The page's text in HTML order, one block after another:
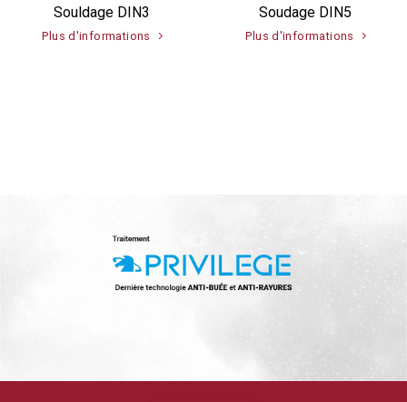
Souldage DIN3
Plus d'informations
Soudage DIN5
Plus d'informations